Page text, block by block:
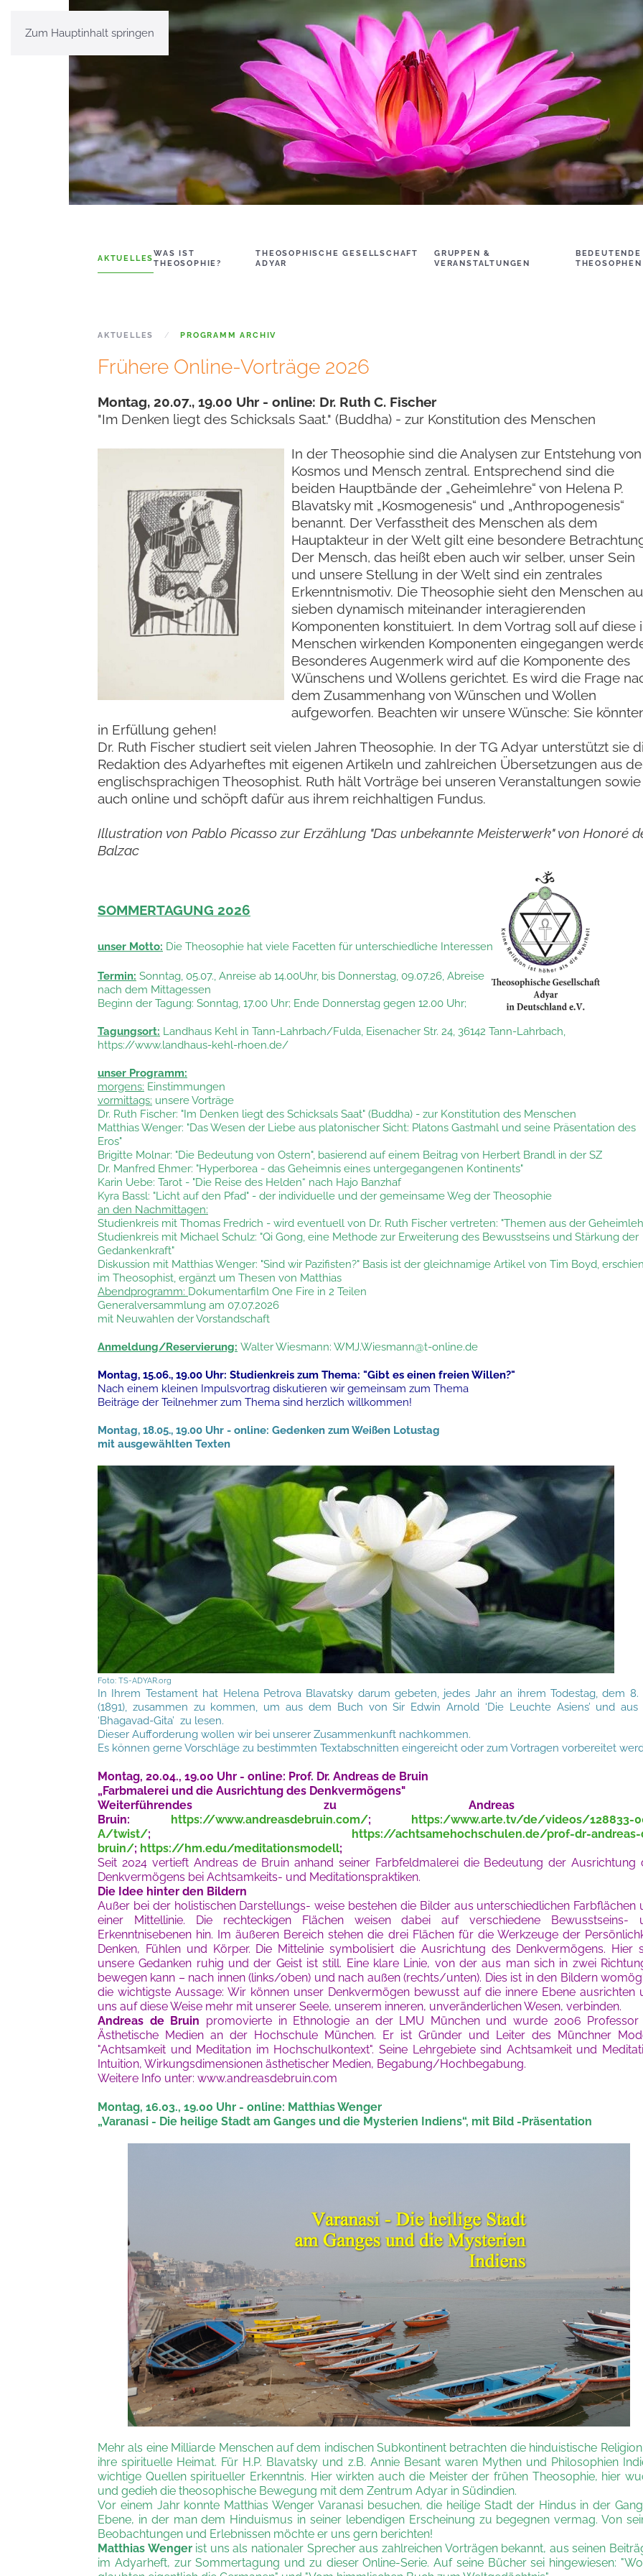
Zum Hauptinhalt springen
AKTUELLES
WAS IST
THEOSOPHIE?
THEOSOPHISCHE GESELLSCHAFT
ADYAR
GRUPPEN &
VERANSTALTUNGEN
BEDEUTENDE
THEOSOPHEN
AKTUELLES PROGRAMM ARCHIV
Frühere Online-Vorträge 2026
Montag, 20.07., 19.00 Uhr - online: Dr. Ruth C. Fischer
"Im Denken liegt des Schicksals Saat." (Buddha) - zur Konstitution des Menschen
In der Theosophie sind die Analysen zur Entstehung von
Kosmos und Mensch zentral. Entsprechend sind die
beiden Hauptbände der „Geheimlehre“ von Helena P.
Blavatsky mit „Kosmogenesis“ und „Anthropogenesis“
benannt. Der Verfasstheit des Menschen als dem
Hauptakteur in der Welt gilt eine besondere
Der Mensch, das heißt eben auch wir selber, unser Sein
und unsere Stellung in der Welt sind ein zentrales
Erkenntnismotiv. Die Theosophie sieht den Menschen
sieben dynamisch miteinander interagierenden
Komponenten konstituiert. In dem Vortrag soll auf diese
Menschen wirkenden Komponenten eingegangen
Besonderes Augenmerk wird auf die Komponente des
Wünschens und Wollens gerichtet. Es wird die Frage
dem Zusammenhang von Wünschen und Wollen
aufgeworfen. Beachten wir unsere Wünsche: Sie
in Erfüllung gehen!
Dr. Ruth Fischer studiert seit vielen Jahren Theosophie. In der TG Adyar unterstützt sie
Redaktion des Adyarheftes mit eigenen Artikeln und zahlreichen Übersetzungen aus
englischsprachigen Theosophist. Ruth hält Vorträge bei unseren Veranstaltungen sowie
auch online und schöpft dafür aus ihrem reichhaltigen Fundus.
Illustration von Pablo Picasso zur Erzählung "Das unbekannte Meisterwerk" von Honoré
Balzac
SOMMERTAGUNG 2026
unser Motto: Die Theosophie hat viele Facetten für unterschiedliche Interessen
Termin: Sonntag, 05.07., Anreise ab 14.00Uhr, bis Donnerstag, 09.07.26, Abreise
nach dem Mittagessen
Beginn der Tagung: Sonntag, 17.00 Uhr; Ende Donnerstag gegen 12.00 Uhr;
Tagungsort: Landhaus Kehl in Tann-Lahrbach/Fulda, Eisenacher Str. 24, 36142 Tann-Lahrbach,
https://www.landhaus-kehl-rhoen.de/
unser Programm:
morgens: Einstimmungen
vormittags: unsere Vorträge
Dr. Ruth Fischer: "Im Denken liegt des Schicksals Saat" (Buddha) - zur Konstitution des Menschen
Matthias Wenger: "Das Wesen der Liebe aus platonischer Sicht: Platons Gastmahl und seine Präsentation des
Eros"
Brigitte Molnar: "Die Bedeutung von Ostern", basierend auf einem Beitrag von Herbert Brandl in der SZ
Dr. Manfred Ehmer: "Hyperborea - das Geheimnis eines untergegangenen Kontinents"
Karin Uebe: Tarot - "Die Reise des Helden“ nach Hajo Banzhaf
Kyra Bassl: "Licht auf den Pfad" - der individuelle und der gemeinsame Weg der Theosophie
an den Nachmittagen:
Studienkreis mit Thomas Fredrich - wird eventuell von Dr. Ruth Fischer vertreten: "Themen aus der
Studienkreis mit Michael Schulz: "Qi Gong, eine Methode zur Erweiterung des Bewusstseins und Stärkung der
Gedankenkraft"
Diskussion mit Matthias Wenger: "Sind wir Pazifisten?" Basis ist der gleichnamige Artikel von Tim Boyd,
im Theosophist, ergänzt um Thesen von Matthias
Abendprogramm: Dokumentarfilm One Fire in 2 Teilen
Generalversammlung am 07.07.2026
mit Neuwahlen der Vorstandschaft
Anmeldung/Reservierung: Walter Wiesmann: WMJ.Wiesmann@t-online.de
Montag, 15.06., 19.00 Uhr: Studienkreis zum Thema: "Gibt es einen freien Willen?"
Nach einem kleinen Impulsvortrag diskutieren wir gemeinsam zum Thema
Beiträge der Teilnehmer zum Thema sind herzlich willkommen!
Montag, 18.05., 19.00 Uhr - online: Gedenken zum Weißen Lotustag
mit ausgewählten Texten
Foto: TS-ADYAR.org
In Ihrem Testament hat Helena Petrova Blavatsky darum gebeten, jedes Jahr an ihrem Todestag, dem 8.
(1891), zusammen zu kommen, um aus dem Buch von Sir Edwin Arnold ‘Die Leuchte Asiens’ und aus
‘Bhagavad-Gita’ zu lesen.
Dieser Aufforderung wollen wir bei unserer Zusammenkunft nachkommen.
Es können gerne Vorschläge zu bestimmten Textabschnitten eingereicht oder zum Vortragen vorbereitet
Montag, 20.04., 19.00 Uhr - online: Prof. Dr. Andreas de Bruin
„Farbmalerei und die Ausrichtung des Denkvermögens"
Weiterführendes zu Andreas
Bruin: https://www.andreasdebruin.com/; https:/www.arte.tv/de/videos/128833-
A/twist/; https://achtsamehochschulen.de/prof-dr-andreas-
bruin/; https://hm.edu/meditationsmodell;
Seit 2024 vertieft Andreas de Bruin anhand seiner Farbfeldmalerei die Bedeutung der Ausrichtung
Denkvermögens bei Achtsamkeits- und Meditationspraktiken.
Die Idee hinter den Bildern
Außer bei der holistischen Darstellungs- weise bestehen die Bilder aus unterschiedlichen Farbflächen
einer Mittellinie. Die rechteckigen Flächen weisen dabei auf verschiedene Bewusstseins-
Erkenntnisebenen hin. Im äußeren Bereich stehen die drei Flächen für die Werkzeuge der
Denken, Fühlen und Körper. Die Mittelinie symbolisiert die Ausrichtung des Denkvermögens. Hier
unsere Gedanken ruhig und der Geist ist still. Eine klare Linie, von der aus man sich in zwei
bewegen kann – nach innen (links/oben) und nach außen (rechts/unten). Dies ist in den Bildern
die wichtigste Aussage: Wir können unser Denkvermögen bewusst auf die innere Ebene ausrichten
uns auf diese Weise mehr mit unserer Seele, unserem inneren, unveränderlichen Wesen, verbinden.
Andreas de Bruin promovierte in Ethnologie an der LMU München und wurde 2006
Ästhetische Medien an der Hochschule München. Er ist Gründer und Leiter des Münchner
"Achtsamkeit und Meditation im Hochschulkontext". Seine Lehrgebiete sind Achtsamkeit und
Intuition, Wirkungsdimensionen ästhetischer Medien, Begabung/Hochbegabung.
Weitere Info unter: www.andreasdebruin.com
Montag, 16.03., 19.00 Uhr - online: Matthias Wenger
„Varanasi - Die heilige Stadt am Ganges und die Mysterien Indiens“, mit Bild -Präsentation
Mehr als eine Milliarde Menschen auf dem indischen Subkontinent betrachten die hinduistische
ihre spirituelle Heimat. Für H.P. Blavatsky und z.B. Annie Besant waren Mythen und Philosophien
wichtige Quellen spiritueller Erkenntnis. Hier wirkten auch die Meister der frühen Theosophie, hier
und gedieh die theosophische Bewegung mit dem Zentrum Adyar in Südindien.
Vor einem Jahr konnte Matthias Wenger Varanasi besuchen, die heilige Stadt der Hindus in der
Ebene, in der man dem Hinduismus in seiner lebendigen Erscheinung zu begegnen vermag. Von
Beobachtungen und Erlebnissen möchte er uns gern berichten!
Matthias Wengerist uns als nationaler Sprecher aus zahlreichen Vorträgen bekannt, aus seinen
im Adyarheft, zur Sommertagung und zu dieser Online-Serie. Auf seine Bücher sei hingewiesen: